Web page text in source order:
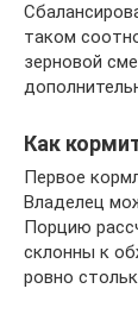
таком
зерновой
Как
Первое
Владелец
Порцию
склонны к
ровно